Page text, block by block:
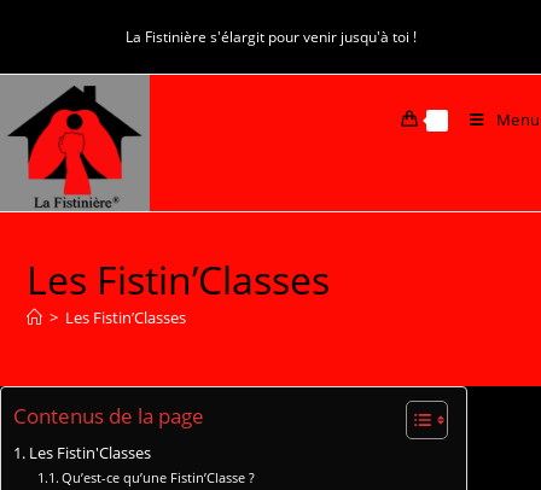
La Fistinière s'élargit pour venir jusqu'à toi !
Menu
Les Fistin’Classes
> Les Fistin’Classes
Contenus de la page
Les Fistin'Classes
Qu’est-ce qu’une Fistin’Classe ?